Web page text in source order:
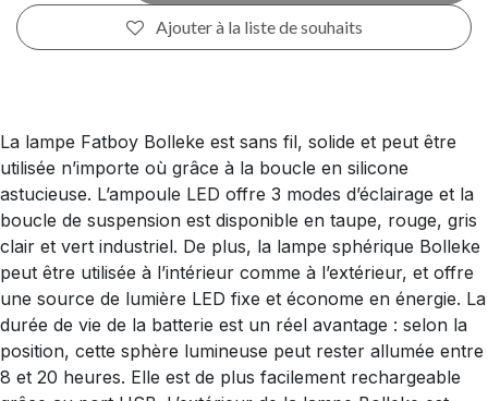
Ajouter à la liste de souhaits
La lampe Fatboy Bolleke est sans fil, solide et peut être
utilisée n’importe où grâce à la boucle en silicone
astucieuse. L’ampoule LED offre 3 modes d’éclairage et la
boucle de suspension est disponible en taupe, rouge, gris
clair et vert industriel. De plus, la lampe sphérique Bolleke
peut être utilisée à l’intérieur comme à l’extérieur, et offre
une source de lumière LED fixe et économe en énergie. La
durée de vie de la batterie est un réel avantage : selon la
position, cette sphère lumineuse peut rester allumée entre
8 et 20 heures. Elle est de plus facilement rechargeable